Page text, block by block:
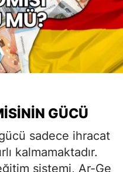
GÜCÜ
sadece ihracat
kalmamaktadır.
sistemi, Ar-Ge